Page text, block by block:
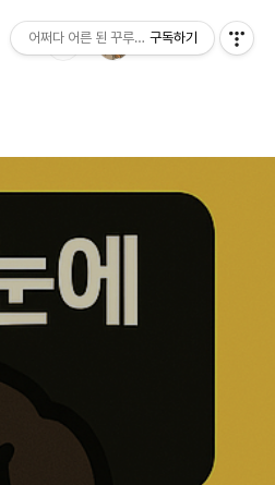
어쩌다 어른 된 꾸루주니의 블로그
구독하기